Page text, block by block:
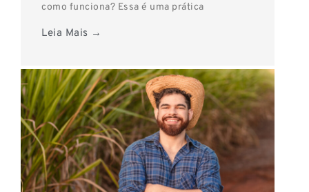
como funciona? Essa é uma prática
Leia Mais →